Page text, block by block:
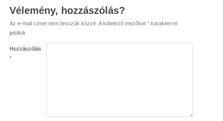
Vélemény, hozzászólás?
Az e-mail címet nem tesszük közzé. A kötelező mezőket *karakterrel
jelöltük
Hozzászólás
*